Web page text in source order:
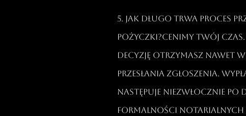
5. Jak długo trwa proces
pożyczki?Cenimy Twój
decyzję otrzymasz nawet
przesłania zgłoszenia.
następuje niezwłocznie po
formalności notarialnych